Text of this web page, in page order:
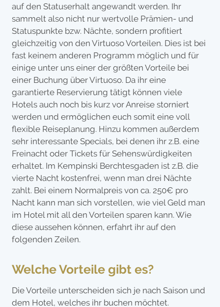
auf den Statuserhalt angewandt werden. Ihr
sammelt also nicht nur wertvolle Prämien- und
Statuspunkte bzw. Nächte, sondern profitiert
gleichzeitig von den Virtuoso Vorteilen. Dies ist bei
fast keinem anderen Programm möglich und für
einige unter uns einer der größten Vorteile bei
einer Buchung über Virtuoso. Da ihr eine
garantierte Reservierung tätigt können viele
Hotels auch noch bis kurz vor Anreise storniert
werden und ermöglichen euch somit eine voll
flexible Reiseplanung. Hinzu kommen außerdem
sehr interessante Specials, bei denen ihr z.B. eine
Freinacht oder Tickets für Sehenswürdigkeiten
erhaltet. Im Kempinski Berchtesgaden ist z.B. die
vierte Nacht kostenfrei, wenn man drei Nächte
zahlt. Bei einem Normalpreis von ca. 250€ pro
Nacht kann man sich vorstellen, wie viel Geld man
im Hotel mit all den Vorteilen sparen kann. Wie
diese aussehen können, erfahrt ihr auf den
folgenden Zeilen.
Welche Vorteile gibt es?
Die Vorteile unterscheiden sich je nach Saison und
dem Hotel, welches ihr buchen möchtet.